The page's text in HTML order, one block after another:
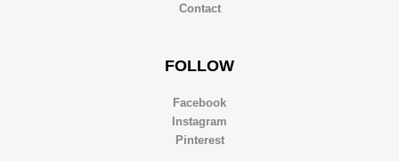
Contact
FOLLOW
Facebook
Instagram
Pinterest